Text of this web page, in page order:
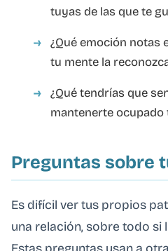
tuyas de las que te
¿Qué emoción notas
tu mente la
¿Qué tendrías que
mantenerte ocupado
Preguntas sobre
Es difícil ver tus propios
una relación, sobre todo si